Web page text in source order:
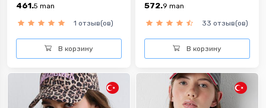
461.5 man
1 отзыв(ов)
В корзину
572.9 man
33 отзыв(ов)
В корзину